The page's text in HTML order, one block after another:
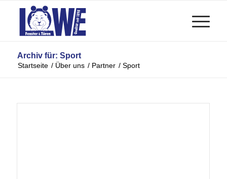
Archiv für: Sport
Startseite / Über uns / Partner / Sport